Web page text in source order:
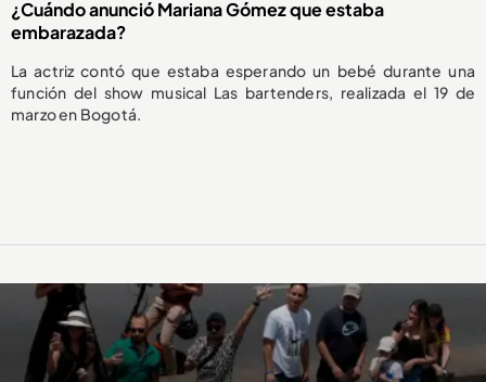
¿Cuándo anunció Mariana Gómez que estaba
embarazada?
La actriz contó que estaba esperando un bebé durante una
función del show musical Las bartenders, realizada el 19 de
marzo en Bogotá.